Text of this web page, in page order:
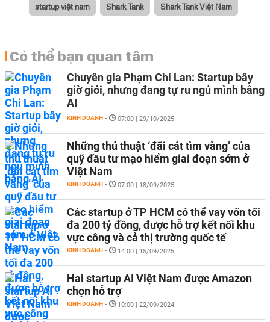
startup việt nam Shark Tank Shark Tank Việt Nam
Có thể bạn quan tâm
Chuyên gia Phạm Chi Lan: Startup bây
giờ giỏi, nhưng đang tự ru ngủ mình bằng
AI
KINH DOANH - 07:00 | 29/10/2025
Những thủ thuật ‘đãi cát tìm vàng’ của
quỹ đầu tư mạo hiểm giai đoạn sớm ở
Việt Nam
KINH DOANH - 07:00 | 18/09/2025
Các startup ở TP HCM có thể vay vốn tối
đa 200 tỷ đồng, được hỗ trợ kết nối khu
vực công và cả thị trường quốc tế
KINH DOANH - 14:00 | 15/09/2025
Hai startup AI Việt Nam được Amazon
chọn hỗ trợ
KINH DOANH - 10:00 | 22/09/2024